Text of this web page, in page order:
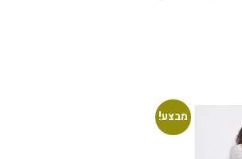
מבצע!